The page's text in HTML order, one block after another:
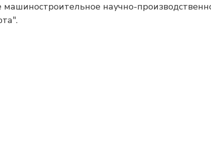
научно-